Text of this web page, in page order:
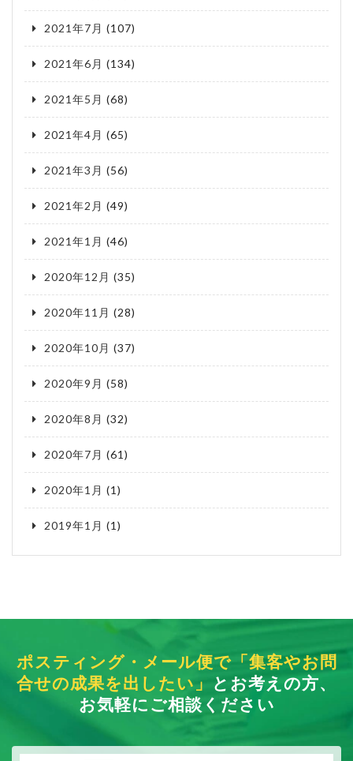
2021年7月 (107)
2021年6月 (134)
2021年5月 (68)
2021年4月 (65)
2021年3月 (56)
2021年2月 (49)
2021年1月 (46)
2020年12月 (35)
2020年11月 (28)
2020年10月 (37)
2020年9月 (58)
2020年8月 (32)
2020年7月 (61)
2020年1月 (1)
2019年1月 (1)
ポスティング・メール便で「集客やお問
合せの成果を出したい」 とお考えの方、
お気軽にご相談ください